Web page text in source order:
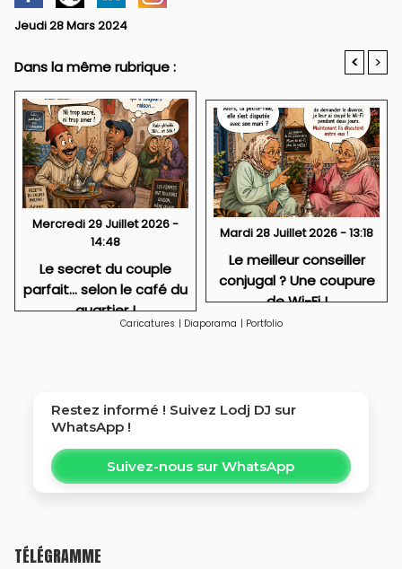
Jeudi 28 Mars 2024
Dans la même rubrique : < >
Mercredi 29 Juillet 2026 -
14:48
Le secret du couple
parfait… selon le café du
quartier !
Mardi 28 Juillet 2026 - 13:18
Le meilleur conseiller
conjugal ? Une coupure
de Wi-Fi !
Caricatures | Diaporama | Portfolio
Restez informé ! Suivez Lodj DJ sur
WhatsApp !
Suivez-nous sur WhatsApp
TÉLÉGRAMME